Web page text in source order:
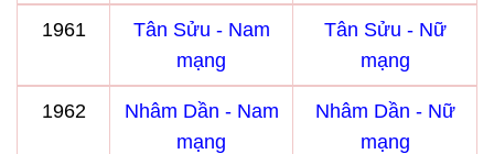
1961
Tân Sửu - Nam
mạng
Tân Sửu - Nữ
mạng
1962
Nhâm Dần - Nam
mạng
Nhâm Dần - Nữ
mạng